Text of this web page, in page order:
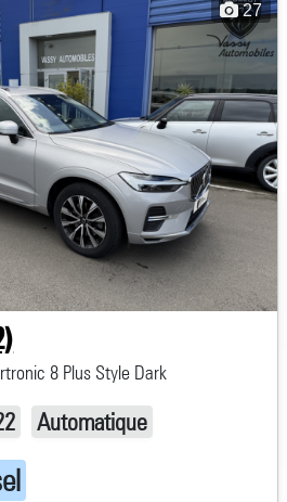
27
8 Plus Style Dark
Automatique